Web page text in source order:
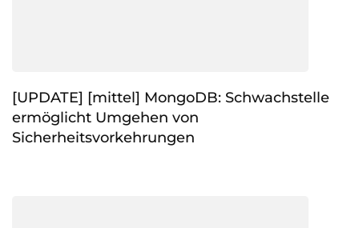
[UPDATE] [mittel] MongoDB: Schwachstelle
ermöglicht Umgehen von
Sicherheitsvorkehrungen